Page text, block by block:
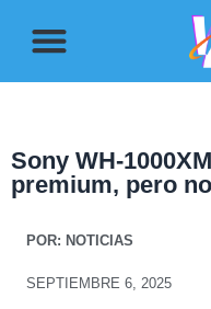
Sony WH-
premium, pero
POR: NOTICIAS
SEPTIEMBRE 6, 2025